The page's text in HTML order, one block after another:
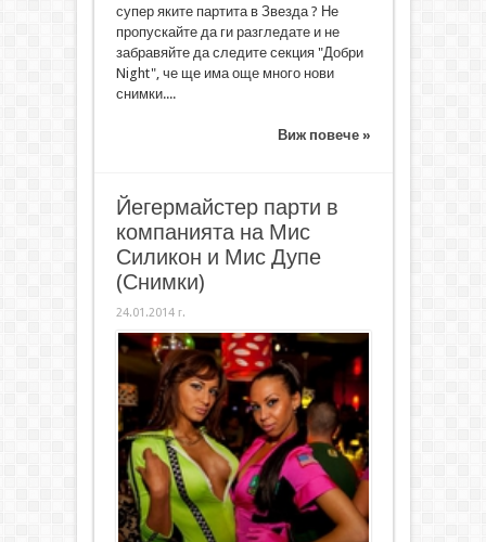
супер яките партита в Звезда ? Не
пропускайте да ги разгледате и не
забравяйте да следите секция "Добри
Night", че ще има още много нови
снимки....
Виж повече »
Йегермайстер парти в
компанията на Мис
Силикон и Мис Дупе
(Снимки)
24.01.2014 г.